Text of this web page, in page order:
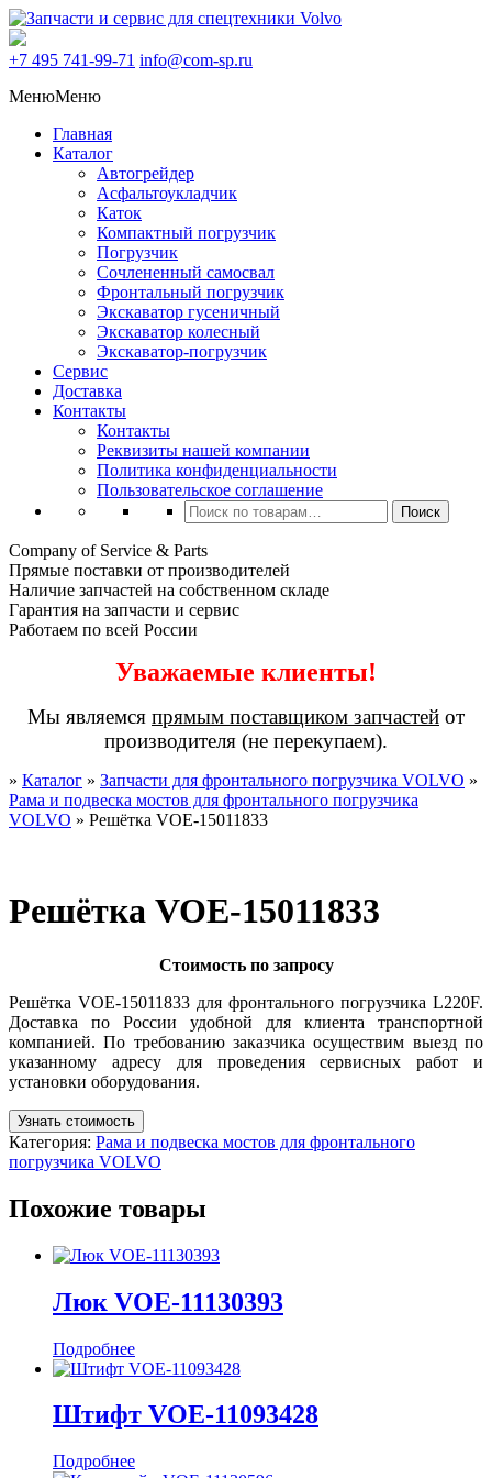
+7 495 741-99-71 info@com-sp.ru
МенюМеню
Главная
Каталог
Автогрейдер
Асфальтоукладчик
Каток
Компактный погрузчик
Погрузчик
Сочлененный самосвал
Фронтальный погрузчик
Экскаватор гусеничный
Экскаватор колесный
Экскаватор-погрузчик
Сервис
Доставка
Контакты
Контакты
Реквизиты нашей компании
Политика конфиденциальности
Пользовательское соглашение
Искать:
Поиск
Company of Service & Parts
Прямые поставки от производителей
Наличие запчастей на собственном складе
Гарантия на запчасти и сервис
Работаем по всей России
Уважаемые клиенты!
Мы являемся прямым поставщиком запчастей от
производителя (не перекупаем).
» Каталог » Запчасти для фронтального погрузчика VOLVO »
Рама и подвеска мостов для фронтального погрузчика
VOLVO » Решётка VOE-15011833
Решётка VOE-15011833
Стоимость по запросу
Решётка VOE-15011833 для фронтального погрузчика L220F.
Доставка по России удобной для клиента транспортной
компанией. По требованию заказчика осуществим выезд по
указанному адресу для проведения сервисных работ и
установки оборудования.
Узнать стоимость
Категория: Рама и подвеска мостов для фронтального
погрузчика VOLVO
Похожие товары
Люк VOE-11130393
Подробнее
Штифт VOE-11093428
Подробнее